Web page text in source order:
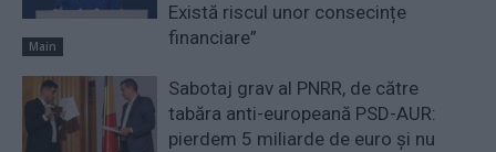
Main
Există riscul unor consecințe
financiare”
Sabotaj grav al PNRR, de către
tabăra anti-europeană PSD-AUR:
pierdem 5 miliarde de euro și nu